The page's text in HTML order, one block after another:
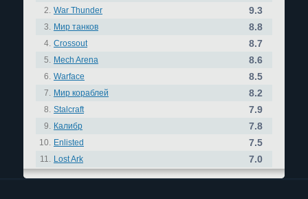
2. War Thunder 9.3
3. Мир танков 8.8
4. Crossout 8.7
5. Mech Arena 8.6
6. Warface 8.5
7. Мир кораблей 8.2
8. Stalcraft 7.9
9. Калибр 7.8
10. Enlisted 7.5
11. Lost Ark 7.0